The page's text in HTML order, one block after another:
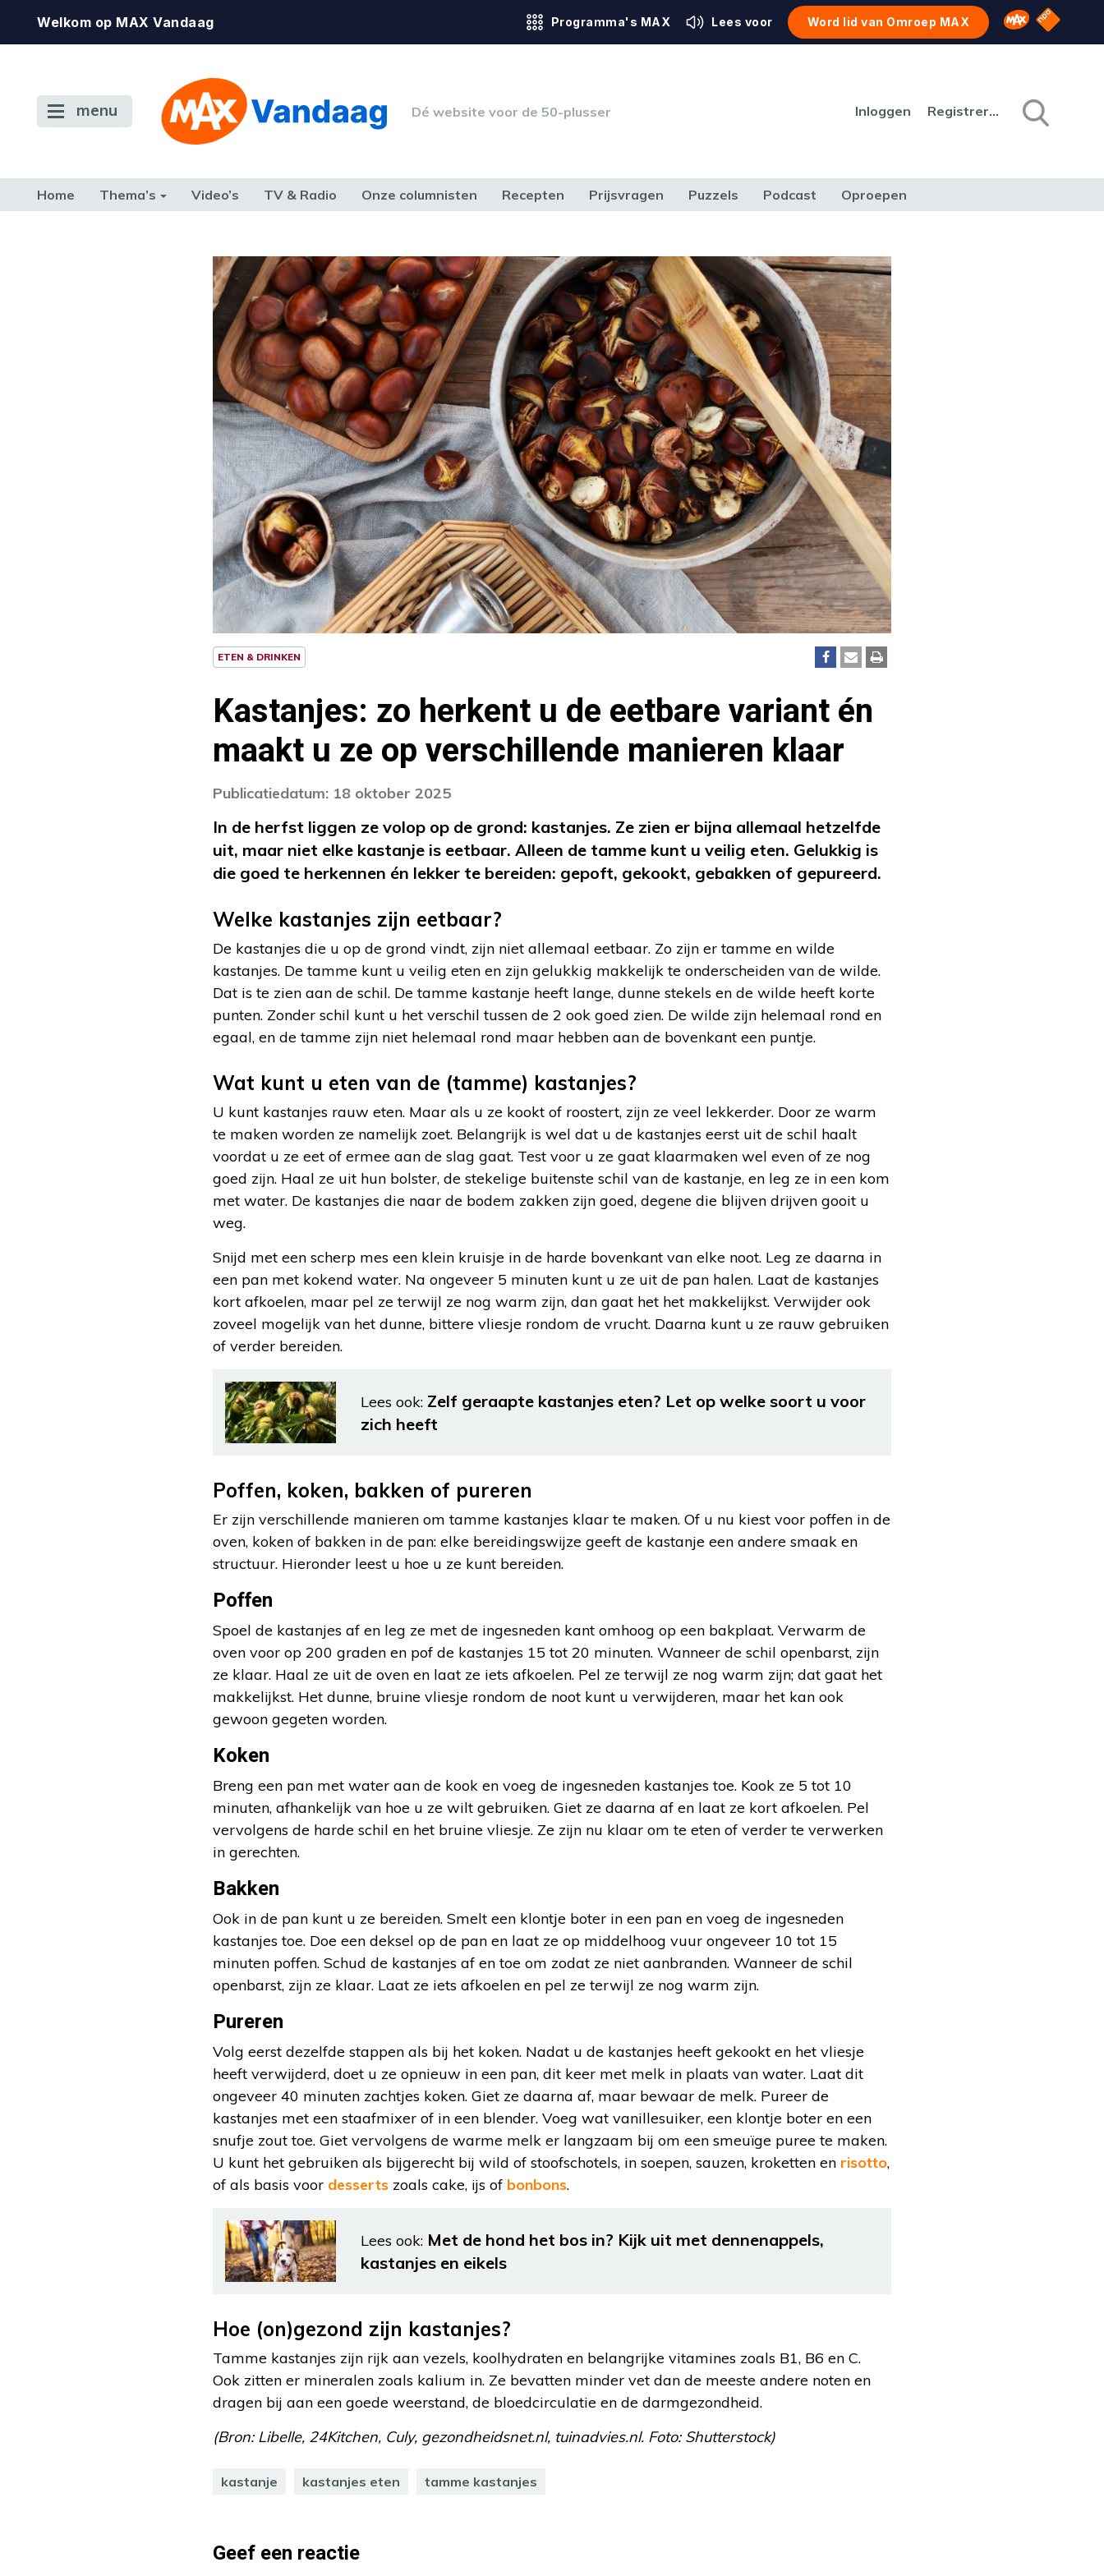
Welkom op MAX Vandaag Programma's MAX Lees voor Word lid van Omroep MAX Omroep MAX
NPO
menu Dé website voor de 50-plusser Inloggen Registreren
Home Thema’s Video’s TV & Radio Onze columnisten Recepten Prijsvragen Puzzels Podcast Oproepen
ETEN & DRINKEN
Kastanjes: zo herkent u de eetbare variant én
maakt u ze op verschillende manieren klaar
Publicatiedatum: 18 oktober 2025
In de herfst liggen ze volop op de grond: kastanjes. Ze zien er bijna allemaal hetzelfde
uit, maar niet elke kastanje is eetbaar. Alleen de tamme kunt u veilig eten. Gelukkig is
die goed te herkennen én lekker te bereiden: gepoft, gekookt, gebakken of gepureerd.
Welke kastanjes zijn eetbaar?
De kastanjes die u op de grond vindt, zijn niet allemaal eetbaar. Zo zijn er tamme en wilde
kastanjes. De tamme kunt u veilig eten en zijn gelukkig makkelijk te onderscheiden van de wilde.
Dat is te zien aan de schil. De tamme kastanje heeft lange, dunne stekels en de wilde heeft korte
punten. Zonder schil kunt u het verschil tussen de 2 ook goed zien. De wilde zijn helemaal rond en
egaal, en de tamme zijn niet helemaal rond maar hebben aan de bovenkant een puntje.
Wat kunt u eten van de (tamme) kastanjes?
U kunt kastanjes rauw eten. Maar als u ze kookt of roostert, zijn ze veel lekkerder. Door ze warm
te maken worden ze namelijk zoet. Belangrijk is wel dat u de kastanjes eerst uit de schil haalt
voordat u ze eet of ermee aan de slag gaat. Test voor u ze gaat klaarmaken wel even of ze nog
goed zijn. Haal ze uit hun bolster, de stekelige buitenste schil van de kastanje, en leg ze in een kom
met water. De kastanjes die naar de bodem zakken zijn goed, degene die blijven drijven gooit u
weg.
Snijd met een scherp mes een klein kruisje in de harde bovenkant van elke noot. Leg ze daarna in
een pan met kokend water. Na ongeveer 5 minuten kunt u ze uit de pan halen. Laat de kastanjes
kort afkoelen, maar pel ze terwijl ze nog warm zijn, dan gaat het het makkelijkst. Verwijder ook
zoveel mogelijk van het dunne, bittere vliesje rondom de vrucht. Daarna kunt u ze rauw gebruiken
of verder bereiden.
Lees ook: Zelf geraapte kastanjes eten? Let op welke soort u voor
zich heeft
Poffen, koken, bakken of pureren
Er zijn verschillende manieren om tamme kastanjes klaar te maken. Of u nu kiest voor poffen in de
oven, koken of bakken in de pan: elke bereidingswijze geeft de kastanje een andere smaak en
structuur. Hieronder leest u hoe u ze kunt bereiden.
Poffen
Spoel de kastanjes af en leg ze met de ingesneden kant omhoog op een bakplaat. Verwarm de
oven voor op 200 graden en pof de kastanjes 15 tot 20 minuten. Wanneer de schil openbarst, zijn
ze klaar. Haal ze uit de oven en laat ze iets afkoelen. Pel ze terwijl ze nog warm zijn; dat gaat het
makkelijkst. Het dunne, bruine vliesje rondom de noot kunt u verwijderen, maar het kan ook
gewoon gegeten worden.
Koken
Breng een pan met water aan de kook en voeg de ingesneden kastanjes toe. Kook ze 5 tot 10
minuten, afhankelijk van hoe u ze wilt gebruiken. Giet ze daarna af en laat ze kort afkoelen. Pel
vervolgens de harde schil en het bruine vliesje. Ze zijn nu klaar om te eten of verder te verwerken
in gerechten.
Bakken
Ook in de pan kunt u ze bereiden. Smelt een klontje boter in een pan en voeg de ingesneden
kastanjes toe. Doe een deksel op de pan en laat ze op middelhoog vuur ongeveer 10 tot 15
minuten poffen. Schud de kastanjes af en toe om zodat ze niet aanbranden. Wanneer de schil
openbarst, zijn ze klaar. Laat ze iets afkoelen en pel ze terwijl ze nog warm zijn.
Pureren
Volg eerst dezelfde stappen als bij het koken. Nadat u de kastanjes heeft gekookt en het vliesje
heeft verwijderd, doet u ze opnieuw in een pan, dit keer met melk in plaats van water. Laat dit
ongeveer 40 minuten zachtjes koken. Giet ze daarna af, maar bewaar de melk. Pureer de
kastanjes met een staafmixer of in een blender. Voeg wat vanillesuiker, een klontje boter en een
snufje zout toe. Giet vervolgens de warme melk er langzaam bij om een smeuïge puree te maken.
U kunt het gebruiken als bijgerecht bij wild of stoofschotels, in soepen, sauzen, kroketten en risotto,
of als basis voor desserts zoals cake, ijs of bonbons.
Lees ook: Met de hond het bos in? Kijk uit met dennenappels,
kastanjes en eikels
Hoe (on)gezond zijn kastanjes?
Tamme kastanjes zijn rijk aan vezels, koolhydraten en belangrijke vitamines zoals B1, B6 en C.
Ook zitten er mineralen zoals kalium in. Ze bevatten minder vet dan de meeste andere noten en
dragen bij aan een goede weerstand, de bloedcirculatie en de darmgezondheid.
(Bron: Libelle, 24Kitchen, Culy, gezondheidsnet.nl, tuinadvies.nl. Foto: Shutterstock)
kastanje kastanjes eten tamme kastanjes
Geef een reactie